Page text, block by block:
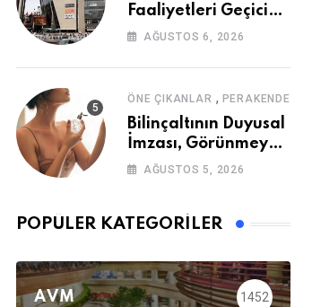
Faaliyetleri Geçici
Olarak Durduruldu
AĞUSTOS 6, 2026
ÖNE ÇIKANLAR , PERAKENDE
Bilinçaltının Duyusal
İmzası, Görünmeyen
GüçAĞUSTOS 5, 2026
POPÜLER KATEGORILER
AVM 1452